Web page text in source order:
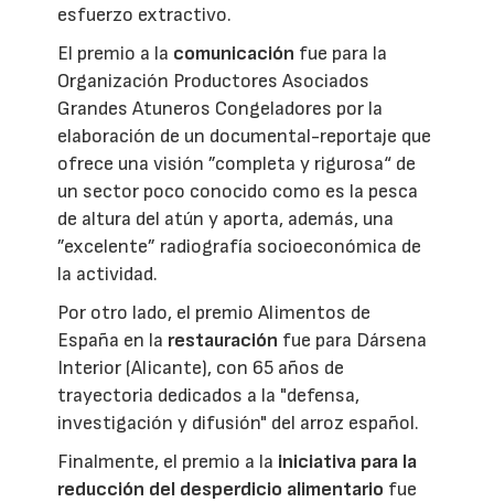
esfuerzo extractivo.
El premio a la comunicación fue para la
Organización Productores Asociados
Grandes Atuneros Congeladores por la
elaboración de un documental-reportaje que
ofrece una visión ”completa y rigurosa“ de
un sector poco conocido como es la pesca
de altura del atún y aporta, además, una
”excelente” radiografía socioeconómica de
la actividad.
Por otro lado, el premio Alimentos de
España en la restauración fue para Dársena
Interior (Alicante), con 65 años de
trayectoria dedicados a la "defensa,
investigación y difusión" del arroz español.
Finalmente, el premio a la iniciativa para la
reducción del desperdicio alimentario fue